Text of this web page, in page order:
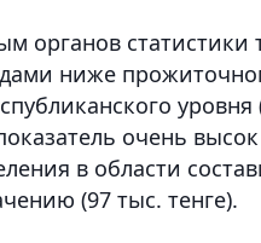
органов статистики
ниже
уровня
очень
в области
(97 тыс. тенге).